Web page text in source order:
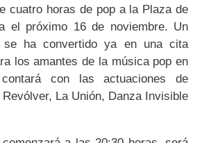
cuatro horas de pop a la Plaza de
el próximo 16 de noviembre. Un
se ha convertido ya en una cita
los amantes de la música pop en
con las actuaciones de
La Unión, Danza Invisible